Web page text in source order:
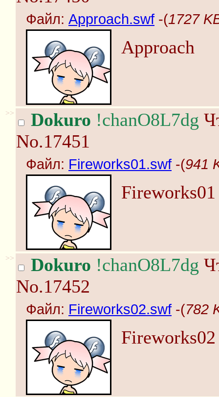
Файл: Approach.swf -(1727
Approach
>> Dokuro !chanO8L7dg
No.17451
Файл: Fireworks01.swf -(941
Fireworks01
>> Dokuro !chanO8L7dg
No.17452
Файл: Fireworks02.swf -(782
Fireworks02